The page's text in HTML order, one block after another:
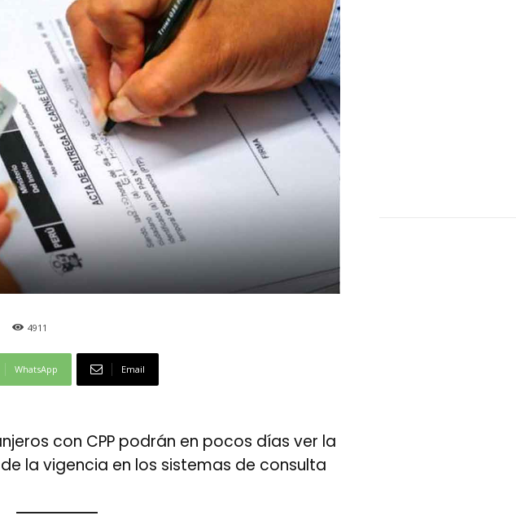
4911
WhatsApp Email
con CPP podrán en pocos días ver la
la vigencia en los sistemas de consulta